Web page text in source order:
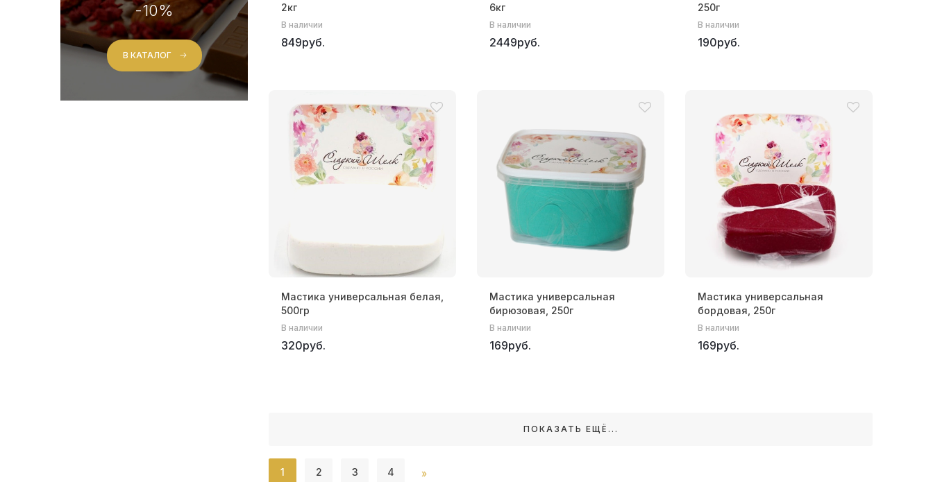
-10%
В КАТАЛОГ
2кг
В наличии
849руб.
6кг
В наличии
2449руб.
250г
В наличии
190руб.
Мастика универсальная белая,
500гр
В наличии
320руб.
Мастика универсальная
бирюзовая, 250г
В наличии
169руб.
Мастика универсальная
бордовая, 250г
В наличии
169руб.
ПОКАЗАТЬ ЕЩЁ...
1 2 3 4 »